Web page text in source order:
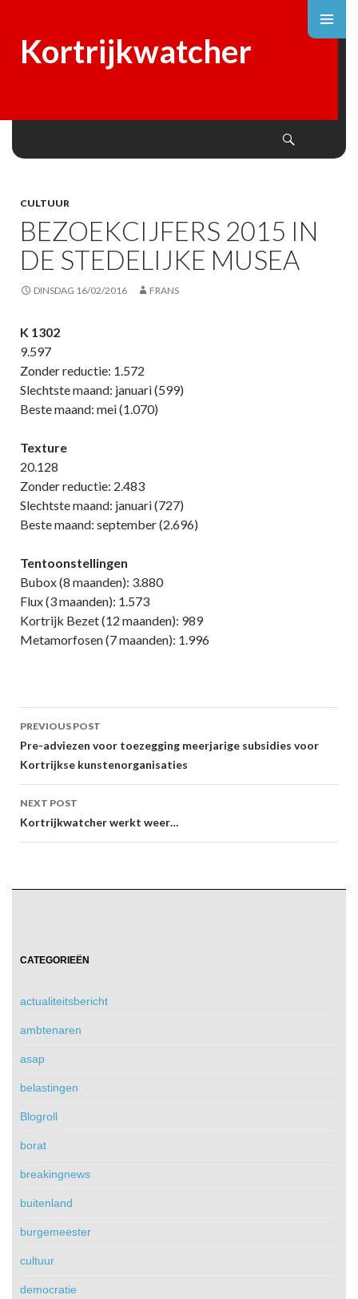
Kortrijkwatcher
CULTUUR
BEZOEKCIJFERS 2015 IN
DE STEDELIJKE MUSEA
DINSDAG 16/02/2016 FRANS
K 1302
9.597
Zonder reductie: 1.572
Slechtste maand: januari (599)
Beste maand: mei (1.070)
Texture
20.128
Zonder reductie: 2.483
Slechtste maand: januari (727)
Beste maand: september (2.696)
Tentoonstellingen
Bubox (8 maanden): 3.880
Flux (3 maanden): 1.573
Kortrijk Bezet (12 maanden): 989
Metamorfosen (7 maanden): 1.996
Post
navigation
PREVIOUS POST
Pre-adviezen voor toezegging meerjarige subsidies voor
Kortrijkse kunstenorganisaties
NEXT POST
Kortrijkwatcher werkt weer…
CATEGORIEËN
actualiteitsbericht
ambtenaren
asap
belastingen
Blogroll
borat
breakingnews
buitenland
burgemeester
cultuur
democratie